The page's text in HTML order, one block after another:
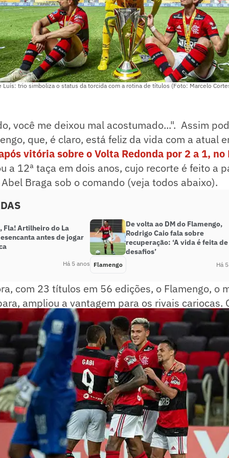
Luís: trio simboliza o status da torcida com a rotina de títulos (Foto: Marcelo
você me deixou mal acostumado...". Assim
que, é claro, está feliz da vida com a atual
vitória sobre o Volta Redonda por 2 a 1, no
a 12ª taça em dois anos, cujo recorte é feito a
Braga sob o comando (veja todos abaixo).
Fla! Artilheiro do La
antes de jogar
Há 5 anos
De volta ao DM do Flamengo,
Rodrigo Caio fala sobre
recuperação: ‘A vida é feita de
desafios’
Flamengo Há
com 23 títulos em 56 edições, o Flamengo, o
ampliou a vantagem para os rivais cariocas.
(13), seguido por Fluminense (10) e